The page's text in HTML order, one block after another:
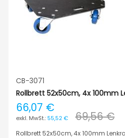
CB-3071
Rollbrett 52x50cm, 4x 100mm
66,07 €
55,52 € 69,56 €
Rollbrett 52x50cm, 4x 100mm